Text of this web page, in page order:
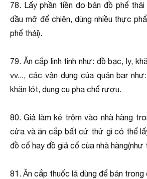
78. Lấy phần tiền do bán đồ phế thải
dầu mỡ để chiên, dùng nhiều thực
phế thải).
79. Ăn cắp linh tinh như: đồ bạc, ly,
vv..., các vận dụng của quán bar
khăn lót, dụng cụ pha chế rượu.
80. Giả làm kẻ trộm vào nhà hàng
cửa và ăn cắp bất cứ thứ gì có thể
đồ cổ hay đồ giả cổ của nhà
81. Ăn cắp thuốc lá dùng để bán trong